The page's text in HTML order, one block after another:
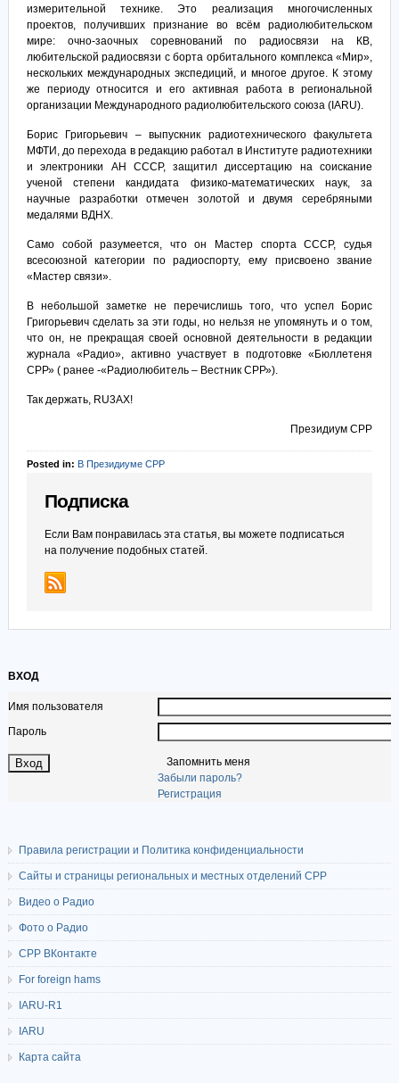
измерительной технике. Это реализация многочисленных
проектов, получивших признание во всём радиолюбительском
мире: очно-заочных соревнований по радиосвязи на КВ,
любительской радиосвязи с борта орбитального комплекса «Мир»,
нескольких международных экспедиций, и многое другое. К этому
же периоду относится и его активная работа в региональной
организации Международного радиолюбительского союза (IARU).
Борис Григорьевич – выпускник радиотехнического факультета
МФТИ, до перехода в редакцию работал в Институте радиотехники
и электроники АН СССР, защитил диссертацию на соискание
ученой степени кандидата физико-математических наук, за
научные разработки отмечен золотой и двумя серебряными
медалями ВДНХ.
Само собой разумеется, что он Мастер спорта СССР, судья
всесоюзной категории по радиоспорту, ему присвоено звание
«Мастер связи».
В небольшой заметке не перечислишь того, что успел Борис
Григорьевич сделать за эти годы, но нельзя не упомянуть и о том,
что он, не прекращая своей основной деятельности в редакции
журнала «Радио», активно участвует в подготовке «Бюллетеня
СРР» ( ранее -«Радиолюбитель – Вестник СРР»).
Так держать, RU3AX!
Президиум СРР
Posted in: В Президиуме СРР
Подписка
Если Вам понравилась эта статья, вы можете подписаться
на получение подобных статей.
ВХОД
Имя пользователя
Пароль
Запомнить меня
Забыли пароль?
Регистрация
Правила регистрации и Политика конфиденциальности
Сайты и страницы региональных и местных отделений СРР
Видео о Радио
Фото о Радио
СРР ВКонтакте
For foreign hams
IARU-R1
IARU
Карта сайта